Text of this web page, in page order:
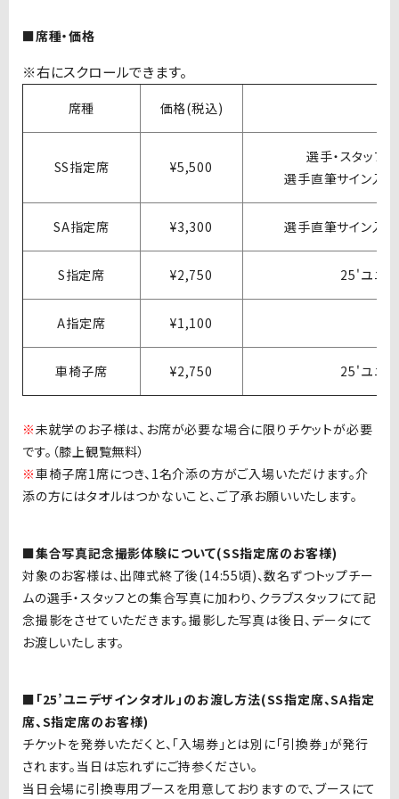
■席種・価格
席種 価格(税込)
SS指定席 ¥5,500
選手・スタッフ
選手直筆サイン入り
SA指定席 ¥3,300 選手直筆サイン入り
S指定席 ¥2,750 25'ユニデ
A指定席 ¥1,100
車椅子席 ¥2,750 25'ユニデ
※未就学のお子様は、お席が必要な場合に限りチケットが必要
です。（膝上観覧無料）
※車椅子席1席につき、 1名介添の方がご入場いただけます。介
添の方にはタオルはつかないこと、ご了承お願いいたします。
■集合写真記念撮影体験について(SS指定席のお客様)
対象のお客様は、出陣式終了後(14:55頃)、数名ずつトップチー
ムの選手・スタッフとの集合写真に加わり、クラブスタッフにて記
念撮影をさせていただきます。撮影した写真は後日、データにて
お渡しいたします。
■「25’ユニデザインタオル」のお渡し方法(SS指定席、SA指定
席、S指定席のお客様)
チケットを発券いただくと、「入場券」とは別に「引換券」が発行
されます。当日は忘れずにご持参ください。
当日会場に引換専用ブースを用意しておりますので、ブースにて